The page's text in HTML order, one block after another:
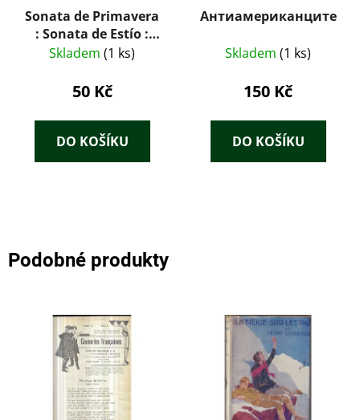
Sonata de Primavera
: Sonata de Estío :
memorias del
Bradomín
Skladem (1 ks)
50 Kč
DO KOŠÍKU
Антиамериканците
Skladem (1 ks)
150 Kč
DO KOŠÍKU
Podobné produkty